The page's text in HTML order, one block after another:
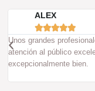
ALEX

Unos grandes
atención al público
excepcionalmente bien.